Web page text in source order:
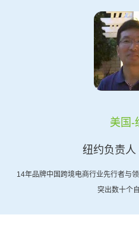
美国-
纽约负责人
14年品牌中国跨境电商行业先行者与
突出数十个